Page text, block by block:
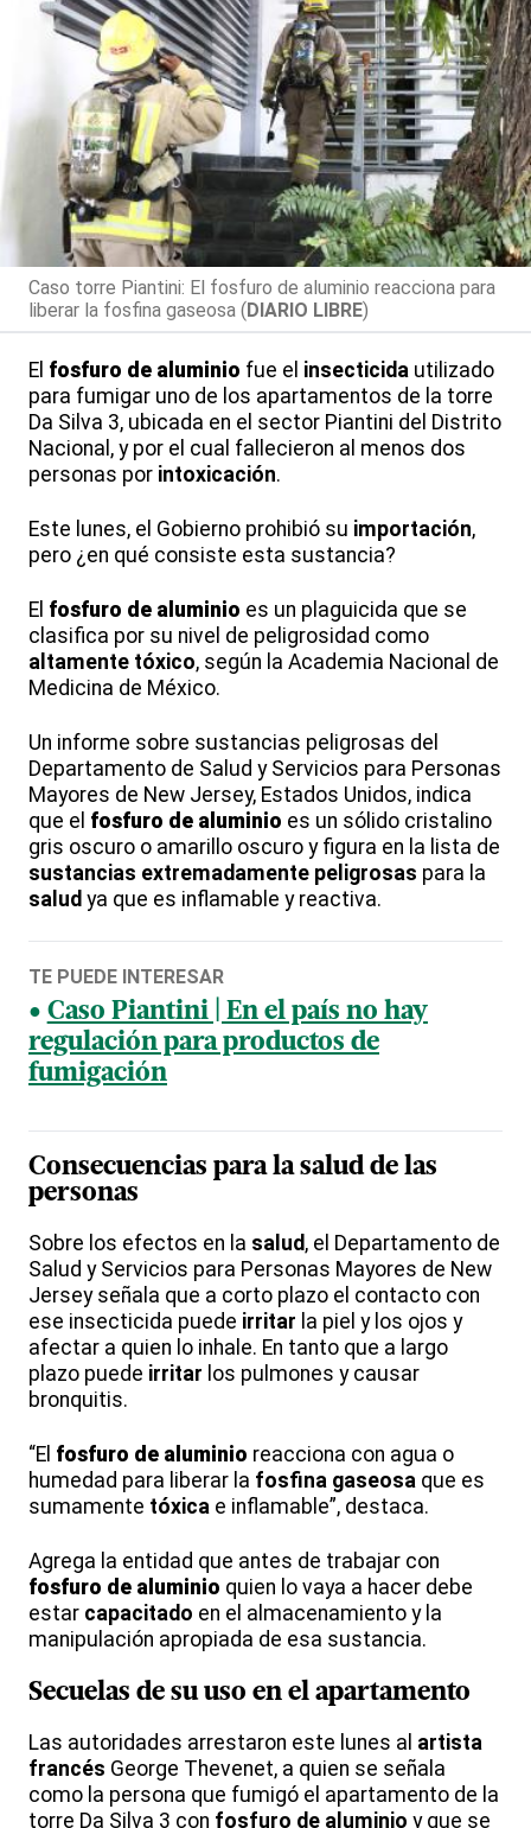
Caso torre Piantini: El fosfuro de aluminio reacciona para
liberar la fosfina gaseosa (DIARIO LIBRE)
El fosfuro de aluminio fue el insecticida utilizado
para fumigar uno de los apartamentos de la torre
Da Silva 3, ubicada en el sector Piantini del Distrito
Nacional, y por el cual fallecieron al menos dos
personas por intoxicación.
Este lunes, el Gobierno prohibió su importación,
pero ¿en qué consiste esta sustancia?
El fosfuro de aluminio es un plaguicida que se
clasifica por su nivel de peligrosidad como
altamente tóxico, según la Academia Nacional de
Medicina de México.
Un informe sobre sustancias peligrosas del
Departamento de Salud y Servicios para Personas
Mayores de New Jersey, Estados Unidos, indica
que el fosfuro de aluminio es un sólido cristalino
gris oscuro o amarillo oscuro y figura en la lista de
sustancias extremadamente peligrosas para la
salud ya que es inflamable y reactiva.
TE PUEDE INTERESAR
Caso Piantini | En el país no hay
regulación para productos de
fumigación
Consecuencias para la salud de las
personas
Sobre los efectos en la salud , el Departamento de
Salud y Servicios para Personas Mayores de New
Jersey señala que a corto plazo el contacto con
ese insecticida puede irritar la piel y los ojos y
afectar a quien lo inhale. En tanto que a largo
plazo puede irritar los pulmones y causar
bronquitis.
“El fosfuro de aluminio reacciona con agua o
humedad para liberar la fosfina gaseosa que es
sumamente tóxica e inflamable”, destaca.
Agrega la entidad que antes de trabajar con
fosfuro de aluminio quien lo vaya a hacer debe
estar capacitado en el almacenamiento y la
manipulación apropiada de esa sustancia.
Secuelas de su uso en el apartamento
Las autoridades arrestaron este lunes al artista
francés George Thevenet, a quien se señala
como la persona que fumigó el apartamento de la
torre Da Silva 3 con fosfuro de aluminio y que se